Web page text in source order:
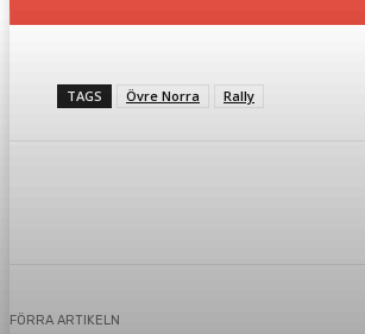
TAGS Övre Norra Rally
FÖRRA ARTIKELN